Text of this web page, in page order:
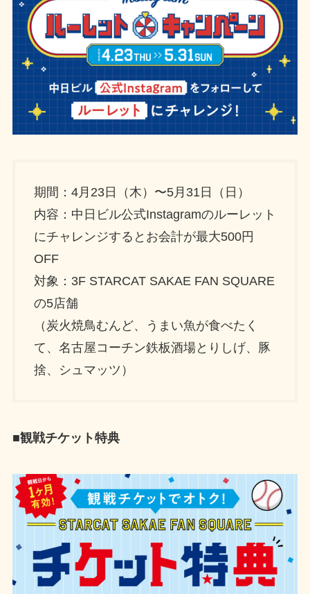
期間：4月23日（木）〜5月31日（日）
内容：中日ビル公式Instagramのルーレット
にチャレンジするとお会計が最大500円
OFF
対象：3F STARCAT SAKAE FAN SQUARE
の5店舗
（炭火焼鳥むんど、うまい魚が食べたく
て、名古屋コーチン鉄板酒場とりしげ、豚
捨、シュマッツ）
■観戦チケット特典